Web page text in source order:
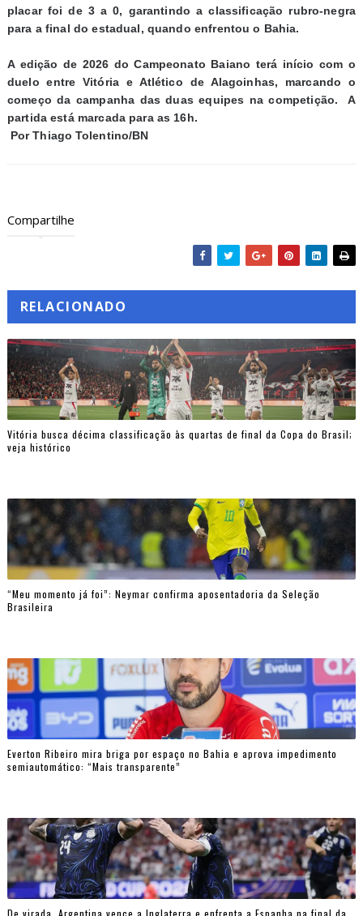
placar foi de 3 a 0, garantindo a classificação rubro-negra
para a final do estadual, quando enfrentou o Bahia.
A edição de 2026 do Campeonato Baiano terá início com o
duelo entre Vitória e Atlético de Alagoinhas, marcando o
começo da campanha das duas equipes na competição. A
partida está marcada para as 16h.
Por Thiago Tolentino/BN
Compartilhe
RELACIONADO
Vitória busca décima classificação às quartas de final da Copa do Brasil;
veja histórico
“Meu momento já foi”: Neymar confirma aposentadoria da Seleção
Brasileira
Everton Ribeiro mira briga por espaço no Bahia e aprova impedimento
semiautomático: “Mais transparente”
De virada, Argentina vence a Inglaterra e enfrenta a Espanha na final da